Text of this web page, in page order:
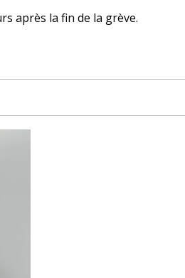
après la fin de la grève.